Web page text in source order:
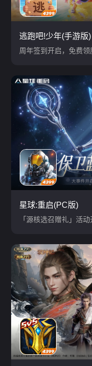
逃跑吧!少年(手游版)
周年签到开启，免费
星球:重启(PC版)
「源核选召赠礼」活动